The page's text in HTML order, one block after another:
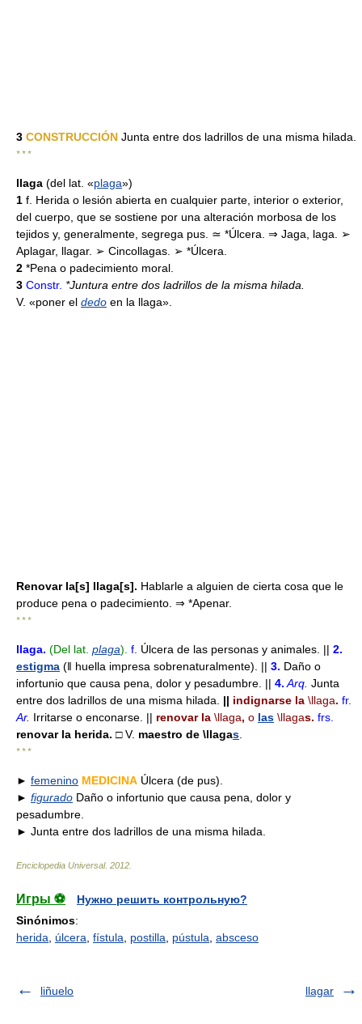
3 CONSTRUCCIÓN Junta entre dos ladrillos de una misma hilada.
* * *
llaga (del lat. «plaga»)
1 f. Herida o lesión abierta en cualquier parte, interior o exterior,
del cuerpo, que se sostiene por una alteración morbosa de los
tejidos y, generalmente, segrega pus. ≃ *Úlcera. ⇒ Jaga, laga. ➢
Aplagar, llagar. ➢ Cincollagas. ➢ *Úlcera.
2 *Pena o padecimiento moral.
3 Constr. *Juntura entre dos ladrillos de la misma hilada.
V. «poner el dedo en la llaga».
Renovar la[s] llaga[s]. Hablarle a alguien de cierta cosa que le
produce pena o padecimiento. ⇒ *Apenar.
* * *
llaga. (Del lat. plaga). f. Úlcera de las personas y animales. || 2.
estigma (ǁ huella impresa sobrenaturalmente). || 3. Daño o
infortunio que causa pena, dolor y pesadumbre. || 4. Arq. Junta
entre dos ladrillos de una misma hilada. || indignarse la \llaga. fr.
Ar. Irritarse o enconarse. || renovar la \llaga, o las \llagas. frs.
renovar la herida. □ V. maestro de \llagas
* * *
► femenino MEDICINA Úlcera (de pus).
► figurado Daño o infortunio que causa pena, dolor y
pesadumbre.
► Junta entre dos ladrillos de una misma hilada.
Enciclopedia Universal. 2012
Игры ⚽
Нужно решить контрольную?
Sinónimos:
herida
úlcera fístula postilla pústula absceso
liñuelo llagar